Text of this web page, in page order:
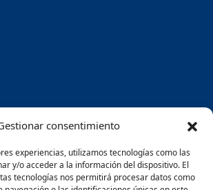
consentimiento
experiencias, utilizamos tecnologías como las
y/o acceder a la información del dispositivo. El
tecnologías nos permitirá procesar datos como